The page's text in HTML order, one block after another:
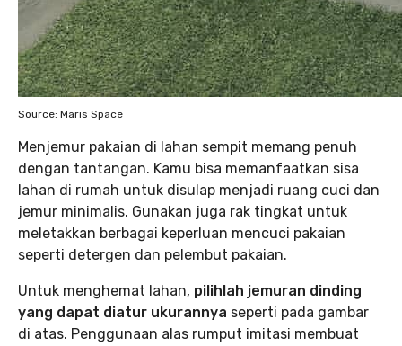
Source: Maris Space
Menjemur pakaian di lahan sempit memang penuh
dengan tantangan. Kamu bisa memanfaatkan sisa
lahan di rumah untuk disulap menjadi ruang cuci dan
jemur minimalis. Gunakan juga rak tingkat untuk
meletakkan berbagai keperluan mencuci pakaian
seperti detergen dan pelembut pakaian.
Untuk menghemat lahan, pilihlah jemuran dinding
yang dapat diatur ukurannya seperti pada gambar
di atas. Penggunaan alas rumput imitasi membuat